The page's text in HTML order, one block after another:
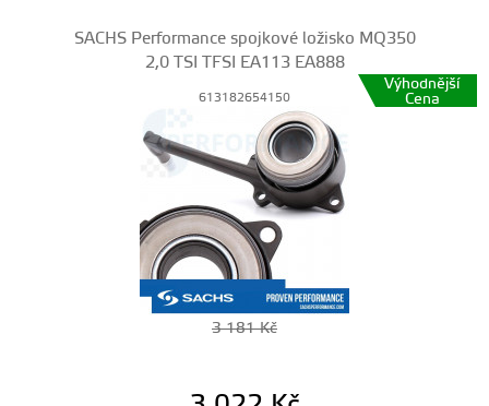
SACHS Performance spojkové ložisko MQ350
2,0 TSI TFSI EA113 EA888
613182654150
Výhodnější
Cena
3 181Kč